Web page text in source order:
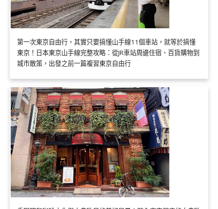
第一次東京自由行，其實只要搞懂山手線11個車站，就等於搞懂
東京！日本東京山手線完整攻略：從JR車站周邊住宿、百貨購物到
城市散策，出發之前一篇複習東京自由行